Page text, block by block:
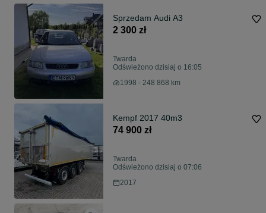
Sprzedam Audi A3
2 300 zł
Twarda
Odświeżono dzisiaj o 16:05
1998 - 248 868 km
Kempf 2017 40m3
74 900 zł
Twarda
Odświeżono dzisiaj o 07:06
2017